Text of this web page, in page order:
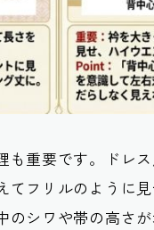
も重要です。ドレ
てフリルのように
のシワや帯の高さ